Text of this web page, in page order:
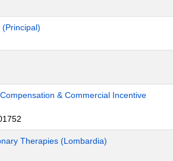
& Commercial Incentive
Therapies (Lombardia)